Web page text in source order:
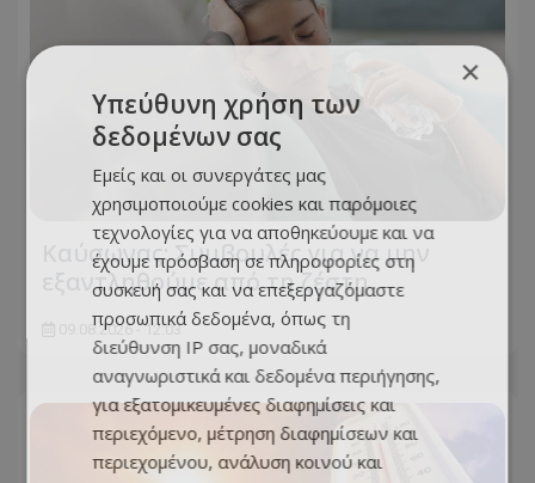
Kαύσωνας: Συμβουλές για να μην
εξαντληθούμε από τη ζέστη
09.08.2026 - 12:03
×
Υπεύθυνη χρήση των
δεδομένων σας
Εμείς και οι συνεργάτες μας
χρησιμοποιούμε cookies και παρόμοιες
τεχνολογίες για να αποθηκεύουμε και να
έχουμε πρόσβαση σε πληροφορίες στη
συσκευή σας και να επεξεργαζόμαστε
προσωπικά δεδομένα, όπως τη
διεύθυνση IP σας, μοναδικά
αναγνωριστικά και δεδομένα περιήγησης,
για εξατομικευμένες διαφημίσεις και
περιεχόμενο, μέτρηση διαφημίσεων και
περιεχομένου, ανάλυση κοινού και